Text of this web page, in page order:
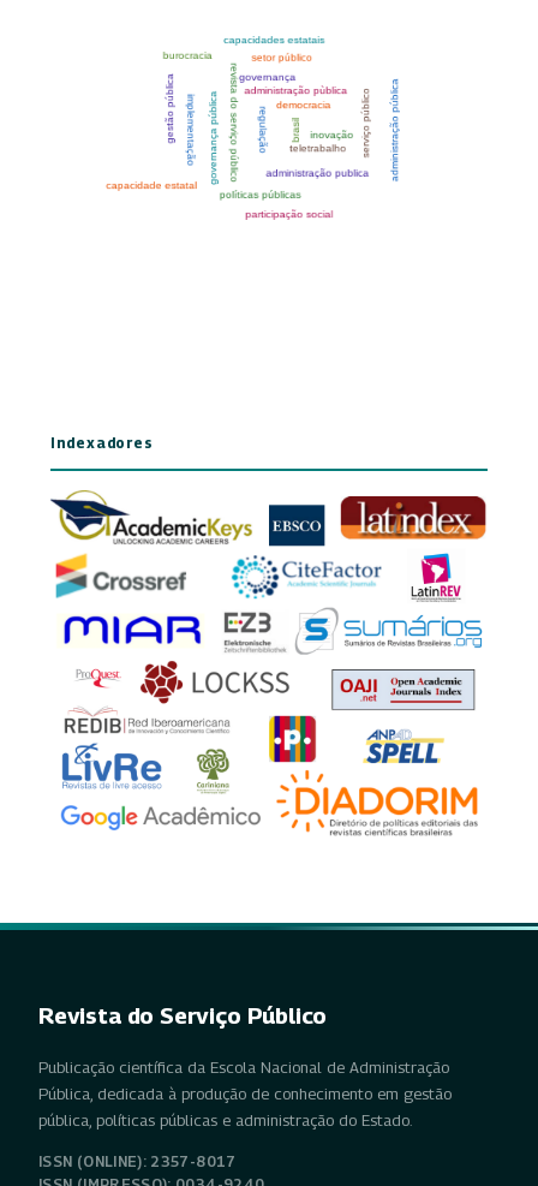
Indexadores
Revista do Serviço Público
Publicação científica da Escola Nacional de Administração
Pública, dedicada à produção de conhecimento em gestão
pública, políticas públicas e administração do Estado.
ISSN (ONLINE): 2357-8017